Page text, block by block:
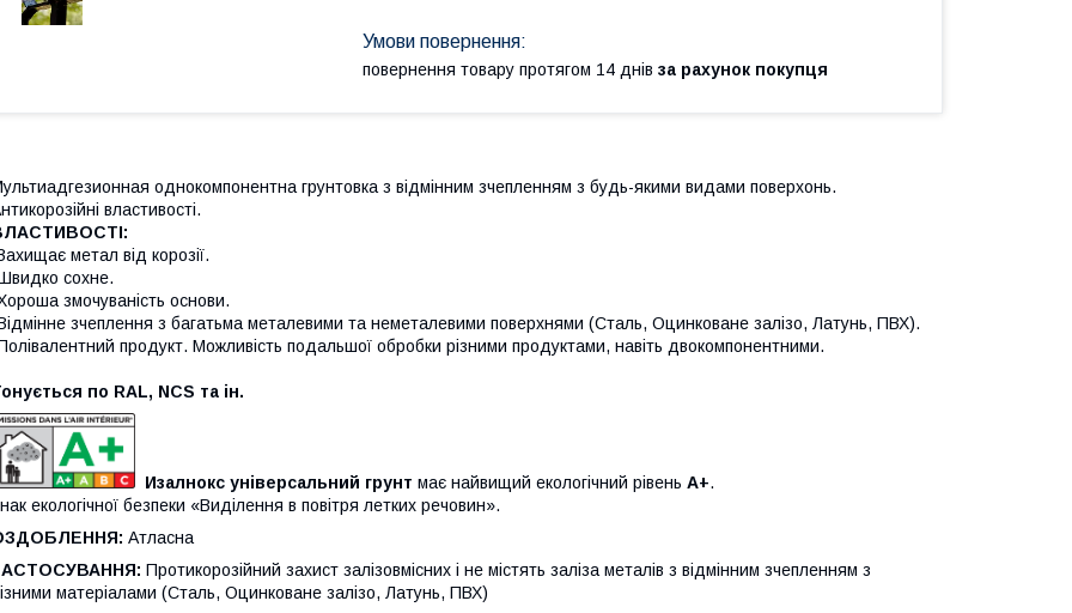
повернення товару протягом 14 днів за рахунок покупця
однокомпонентна грунтовка з відмінним зчепленням з будь-якими видами поверхонь.
властивості.
метал від корозії.
сохне.
змочуваність основи.
зчеплення з багатьма металевими та неметалевими поверхнями (Сталь, Оцинковане залізо, Латунь, ПВХ).
продукт. Можливість подальшої обробки різними продуктами, навіть двокомпонентними.
по RAL, NCS та ін.
Изалнокс універсальний грунт має найвищий екологічний рівень А+.
екологічної безпеки «Виділення в повітря летких речовин».
Атласна
Протикорозійний захист залізовмісних і не містять заліза металів з відмінним зчепленням з
матеріалами (Сталь, Оцинковане залізо, Латунь, ПВХ)